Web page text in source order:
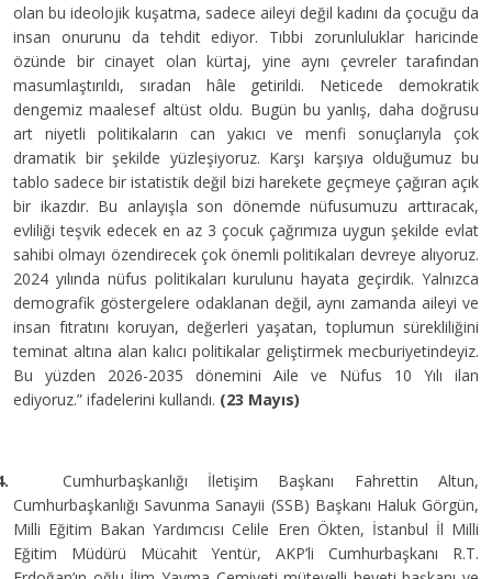
olan bu ideolojik kuşatma, sadece aileyi değil kadını da çocuğu da
insan onurunu da tehdit ediyor. Tıbbi zorunluluklar haricinde
özünde bir cinayet olan kürtaj, yine aynı çevreler tarafından
masumlaştırıldı, sıradan hâle getirildi. Neticede demokratik
dengemiz maalesef altüst oldu. Bugün bu yanlış, daha doğrusu
art niyetli politikaların can yakıcı ve menfi sonuçlarıyla çok
dramatik bir şekilde yüzleşiyoruz. Karşı karşıya olduğumuz bu
tablo sadece bir istatistik değil bizi harekete geçmeye çağıran açık
bir ikazdır. Bu anlayışla son dönemde nüfusumuzu arttıracak,
evliliği teşvik edecek en az 3 çocuk çağrımıza uygun şekilde evlat
sahibi olmayı özendirecek çok önemli politikaları devreye alıyoruz.
2024 yılında nüfus politikaları kurulunu hayata geçirdik. Yalnızca
demografik göstergelere odaklanan değil, aynı zamanda aileyi ve
insan fıtratını koruyan, değerleri yaşatan, toplumun sürekliliğini
teminat altına alan kalıcı politikalar geliştirmek mecburiyetindeyiz.
Bu yüzden 2026-2035 dönemini Aile ve Nüfus 10 Yılı ilan
ediyoruz.” ifadelerini kullandı. (23 Mayıs)
Cumhurbaşkanlığı İletişim Başkanı Fahrettin Altun,
Cumhurbaşkanlığı Savunma Sanayii (SSB) Başkanı Haluk Görgün,
Milli Eğitim Bakan Yardımcısı Celile Eren Ökten, İstanbul İl Milli
Eğitim Müdürü Mücahit Yentür, AKP’li Cumhurbaşkanı R.T.